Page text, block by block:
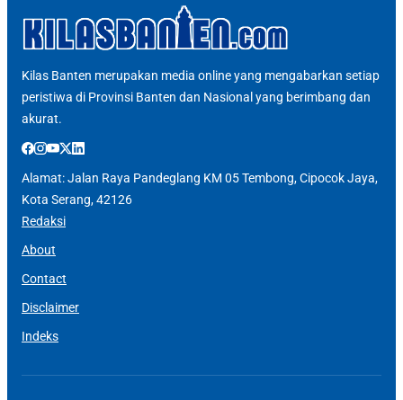
Kilas Banten merupakan media online yang mengabarkan setiap
peristiwa di Provinsi Banten dan Nasional yang berimbang dan
akurat.
Alamat: Jalan Raya Pandeglang KM 05 Tembong, Cipocok Jaya,
Kota Serang, 42126
Redaksi
About
Contact
Disclaimer
Indeks